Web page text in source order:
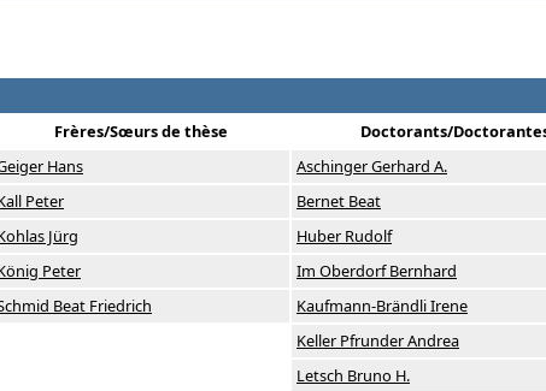
Frères/Sœurs de thèse
Doctorants/
Hans
Aschinger Gerhard A.
Peter
Bernet Beat
Jürg
Huber Rudolf
Peter
Im Oberdorf Bernhard
Beat Friedrich
Kaufmann-Brändli Irene
Keller Pfrunder Andrea
Letsch Bruno H.